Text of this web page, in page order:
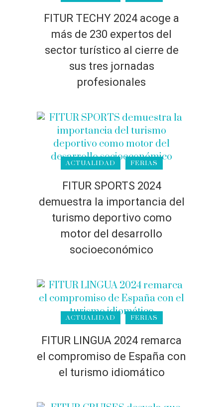
FITUR TECHY 2024 acoge a
más de 230 expertos del
sector turístico al cierre de
sus tres jornadas
profesionales
ACTUALIDAD FERIAS
FITUR SPORTS 2024
demuestra la importancia del
turismo deportivo como
motor del desarrollo
socioeconómico
ACTUALIDAD FERIAS
FITUR LINGUA 2024 remarca
el compromiso de España con
el turismo idiomático